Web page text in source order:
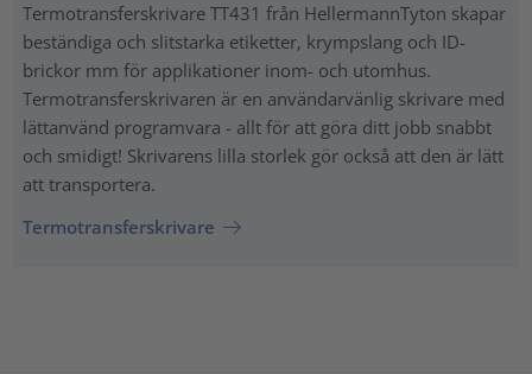
Termotransferskrivare TT431 från HellermannTyton skapar
beständiga och slitstarka etiketter, krympslang och ID-
brickor mm för applikationer inom- och utomhus.
Termotransferskrivaren är en användarvänlig skrivare med
lättanvänd programvara - allt för att göra ditt jobb snabbt
och smidigt! Skrivarens lilla storlek gör också att den är lätt
att transportera.
Termotransferskrivare